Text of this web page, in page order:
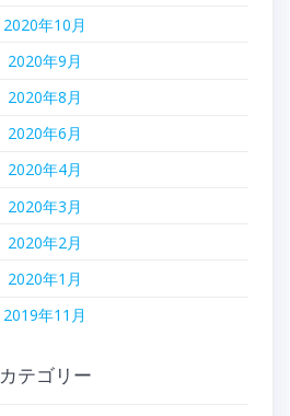
2020年10月
2020年9月
2020年8月
2020年6月
2020年4月
2020年3月
2020年2月
2020年1月
2019年11月
カテゴリー